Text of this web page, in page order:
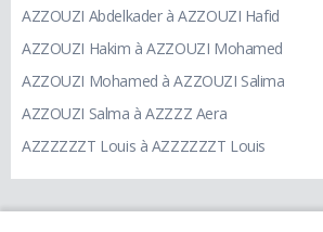
AZZOUZI Abdelkader à AZZOUZI Hafid
AZZOUZI Hakim à AZZOUZI Mohamed
AZZOUZI Mohamed à AZZOUZI Salima
AZZOUZI Salma à AZZZZ Aera
AZZZZZZT Louis à AZZZZZZT Louis